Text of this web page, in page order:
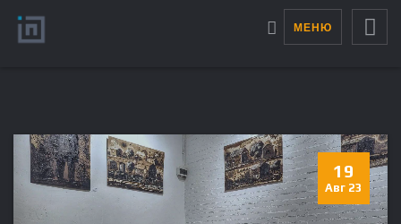
МЕНЮ
19
Авг 23